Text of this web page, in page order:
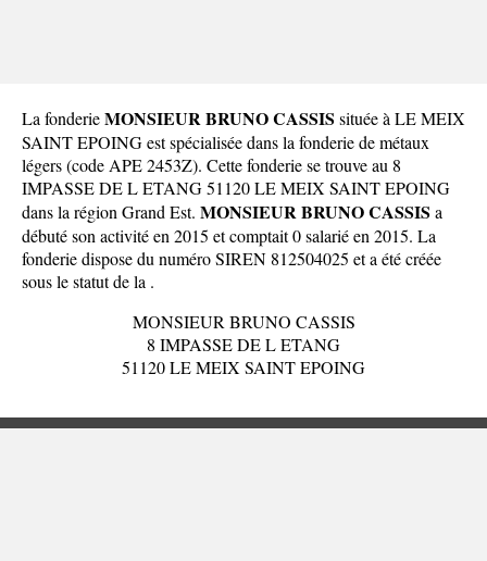
La fonderieMONSIEUR BRUNO CASSIS située à LE MEIX
SAINT EPOING est spécialisée dans la fonderie de métaux
légers (code APE 2453Z). Cette fonderie se trouve au 8
IMPASSE DE L ETANG 51120 LE MEIX SAINT EPOING
dans la région Grand Est. MONSIEUR BRUNO CASSIS a
débuté son activité en 2015 et comptait 0 salarié en 2015. La
fonderie dispose du numéro SIREN 812504025 et a été créée
sous le statut de la .
MONSIEUR BRUNO CASSIS
8 IMPASSE DE L ETANG
51120 LE MEIX SAINT EPOING